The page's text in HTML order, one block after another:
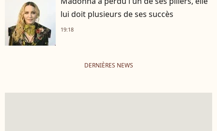
lui doit plusieurs de ses succès
19:18
DERNIÈRES NEWS